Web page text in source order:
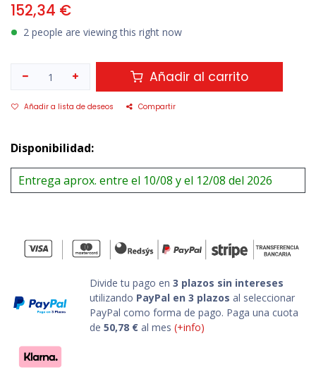
152,34 €
2 people are viewing this right now
Añadir al carrito
Añadir a lista de deseos Compartir
Disponibilidad:
Entrega aprox. entre el 10/08 y el 12/08 del 2026
Divide tu pago en 3 plazos sin intereses
utilizando PayPal en 3 plazos al seleccionar
PayPal como forma de pago. Paga una cuota
de 50,78 € al mes (+info)